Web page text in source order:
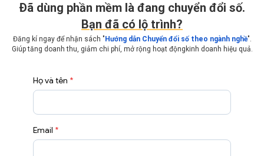
Ðã dùng phần mềm là đang chuyển đổi số.
Bạn đã có lộ trình?
Đăng kí ngay để nhận sách " Hướng dẫn Chuyển đổi số theo ngành nghề".
Giúp tăng doanh thu, giảm chi phí, mở rộng hoạt động kinh doanh hiệu quả.
Họ và tên *
Email *